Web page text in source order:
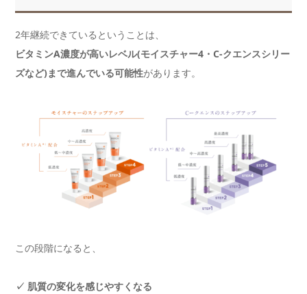
2年継続できているということは、
ビタミンA濃度が高いレベル(モイスチャー4・C-クエンスシリー
ズなど)まで進んでいる可能性があります。
この段階になると、
✓ 肌質の変化を感じやすくなる